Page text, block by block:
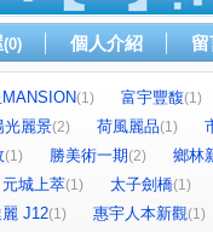
(0) 個人介紹
(1) 富宇豐馥(1)
光麗景(2) 荷風麗品(1)
(1) 勝美術一期(2)
鄉林
元城上萃(1) 太子劍橋(1)
J12(1) 惠宇人本新觀(1)